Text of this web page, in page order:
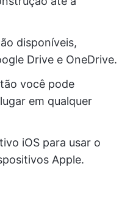
disponíveis,
Drive e OneDrive.
você pode
em qualquer
iOS para usar o
Apple.